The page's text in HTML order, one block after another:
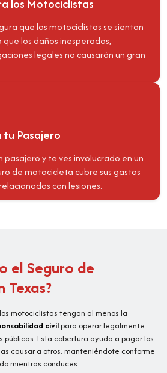
los Motociclistas
que los motociclistas se sientan
los daños inesperados,
legales no causarán un gran
Pasajero
pasajero y te ves involucrado en un
de motocicleta cubre sus gastos
con lesiones.
el Seguro de
motociclistas tengan al menos la
civilpara operar legalmente
Esta cobertura ayuda a pagar los
causar a otros, manteniéndote conforme
mientras conduces.